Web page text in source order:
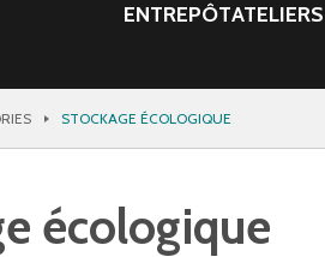
ENTREPÔTATELIER
STOCKAGE ÉCOLOGIQUE
écologique